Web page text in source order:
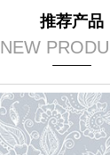
推荐产品
NEW